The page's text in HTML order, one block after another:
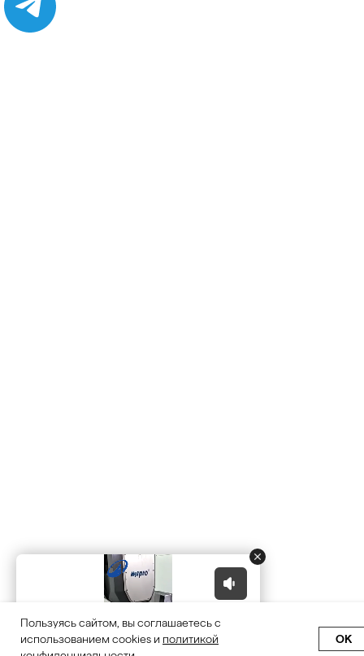
Пользуясь сайтом, вы соглашаетесь с
использованием cookies и политикой
OK